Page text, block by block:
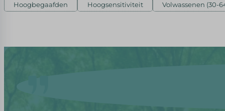
Hoogbegaafden Hoogsensitiviteit Volwassenen (30-